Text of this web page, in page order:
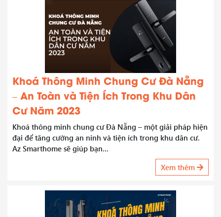
Khoá Thông Minh Chung Cư Đà Nẵng
– An Toàn và Tiện Ích Trong Khu Dân
Cư Năm 2023
Khoá thông minh chung cư Đà Nẵng – một giải pháp hiện
đại để tăng cường an ninh và tiện ích trong khu dân cư.
Az Smarthome sẽ giúp bạn...
Xem thêm